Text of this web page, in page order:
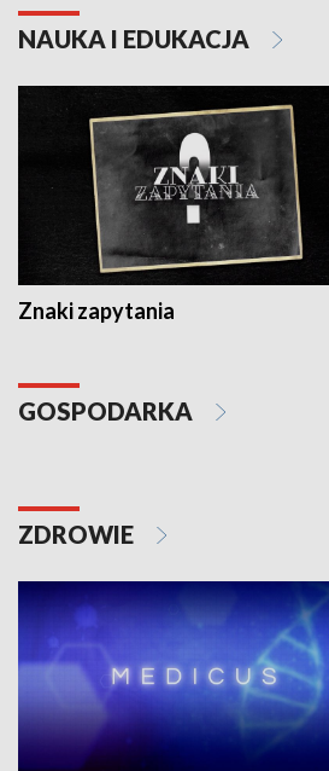
NAUKA I EDUKACJA
Znaki zapytania
GOSPODARKA
ZDROWIE